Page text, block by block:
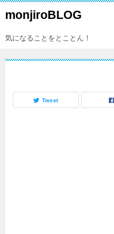
monjiroBLOG
気になることをとことん！
Tweet